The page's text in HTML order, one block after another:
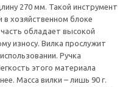
270 мм. Такой инструмент
в хозяйственном блоке
обладает высокой
износу. Вилка прослужит
Ручка
этого материала
Масса вилки – лишь 90 г.